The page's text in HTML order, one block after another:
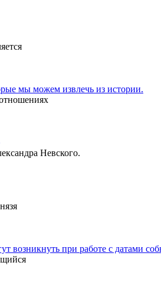
мы можем извлечь из истории.
Невского.
возникнуть при работе с датами